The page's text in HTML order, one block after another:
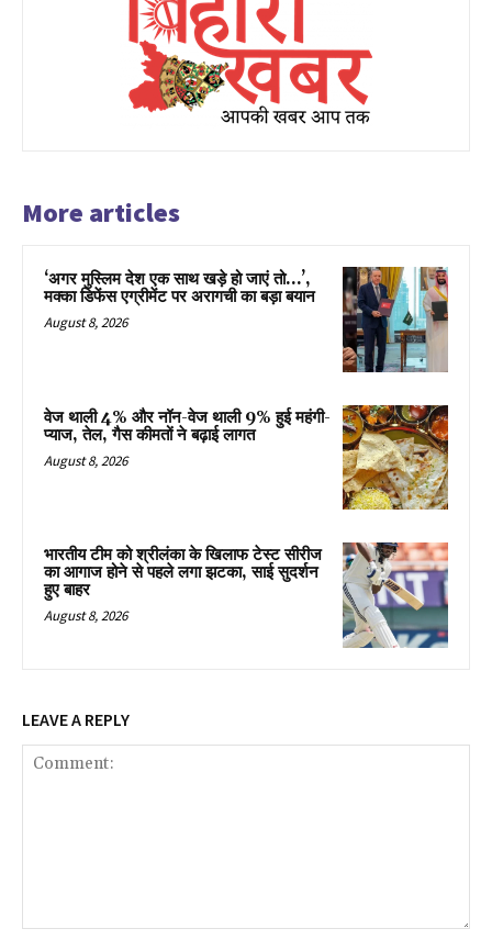
More articles
‘अगर मुस्लिम देश एक साथ खड़े हो जाएं तो…’,
मक्का डिफेंस एग्रीमेंट पर अरागची का बड़ा बयान
August 8, 2026
वेज थाली 4% और नॉन-वेज थाली 9% हुई महंगी-
प्याज, तेल, गैस कीमतों ने बढ़ाई लागत
August 8, 2026
भारतीय टीम को श्रीलंका के खिलाफ टेस्ट सीरीज
का आगाज होने से पहले लगा झटका, साई सुदर्शन
हुए बाहर
August 8, 2026
LEAVE A REPLY